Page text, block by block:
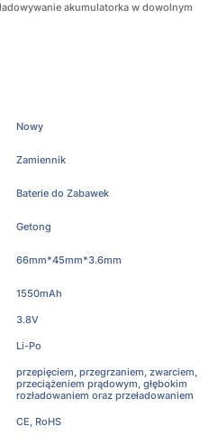
akumulatorka w dowolnym
Nowy
Zamiennik
Baterie do Zabawek
Getong
66mm*45mm*3.6mm
1550mAh
3.8V
Li-Po
przepięciem, przegrzaniem, zwarciem,
przeciążeniem prądowym, głębokim
rozładowaniem oraz przeładowaniem
CE, RoHS